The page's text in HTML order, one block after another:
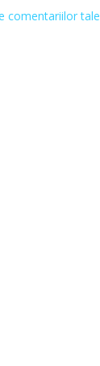
comentariilor tale